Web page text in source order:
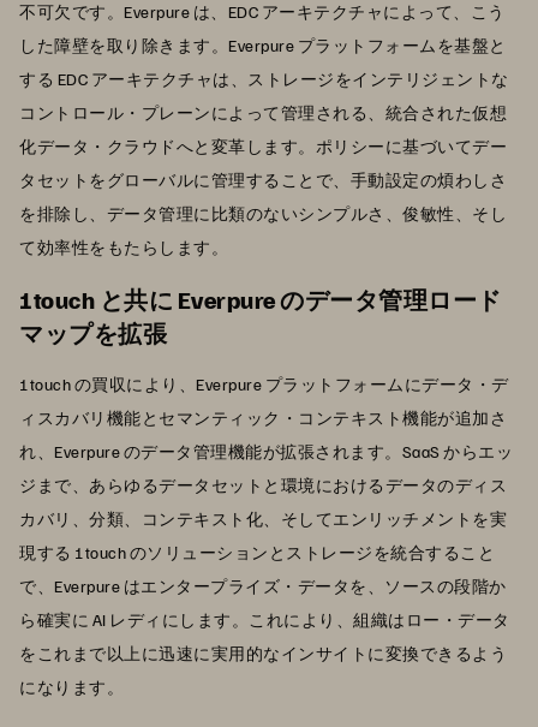
不可欠です。Everpure は、EDC アーキテクチャによって、こう
した障壁を取り除きます。Everpure プラットフォームを基盤と
する EDC アーキテクチャは、ストレージをインテリジェントな
コントロール・プレーンによって管理される、統合された仮想
化データ・クラウドへと変革します。ポリシーに基づいてデー
タセットをグローバルに管理することで、手動設定の煩わしさ
を排除し、データ管理に比類のないシンプルさ、俊敏性、そし
て効率性をもたらします。
1touch と共に Everpure のデータ管理ロード
マップを拡張
1touch の買収により、Everpure プラットフォームにデータ・デ
ィスカバリ機能とセマンティック・コンテキスト機能が追加さ
れ、Everpure のデータ管理機能が拡張されます。SaaS からエッ
ジまで、あらゆるデータセットと環境におけるデータのディス
カバリ、分類、コンテキスト化、そしてエンリッチメントを実
現する 1touch のソリューションとストレージを統合すること
で、Everpure はエンタープライズ・データを、ソースの段階か
ら確実に AI レディにします。これにより、組織はロー・データ
をこれまで以上に迅速に実用的なインサイトに変換できるよう
になります。